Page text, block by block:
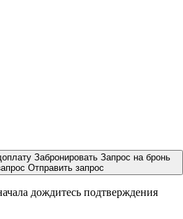
Забронировать Запрос на бронь
Отправить запрос
дождитесь подтверждения